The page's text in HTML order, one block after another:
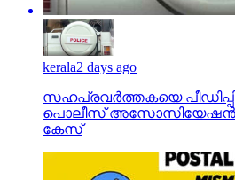
kerala2 days ago
സഹപ്രവര്‍ത്തകയെ
പൊലീസ് അസോസിയേഷന്‍
കേസ്